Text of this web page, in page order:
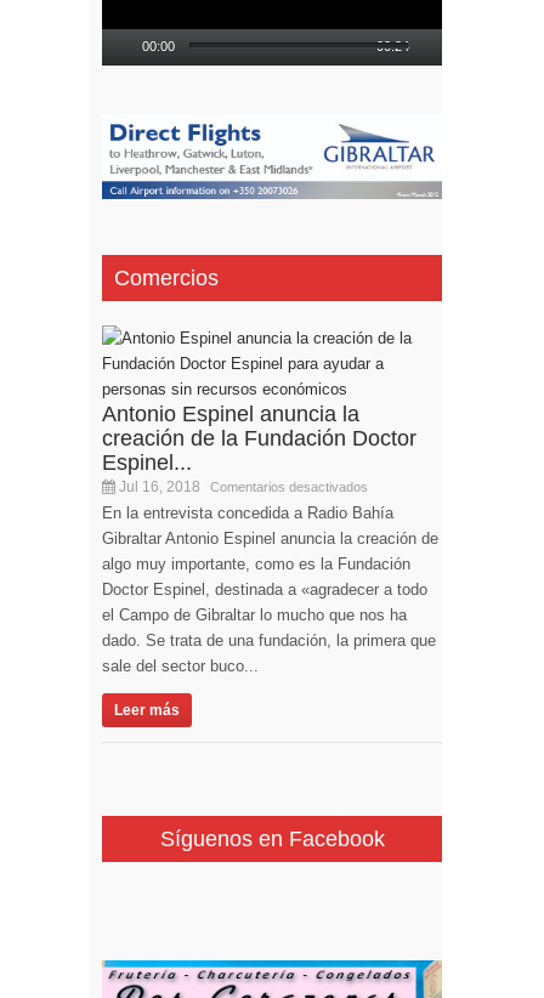
00:00 00:24
Comercios
Antonio Espinel anuncia la
creación de la Fundación Doctor
Espinel...
Jul 16, 2018 Comentarios desactivados
En la entrevista concedida a Radio Bahía
Gibraltar Antonio Espinel anuncia la creación de
algo muy importante, como es la Fundación
Doctor Espinel, destinada a «agradecer a todo
el Campo de Gibraltar lo mucho que nos ha
dado. Se trata de una fundación, la primera que
sale del sector buco...
Leer más
Síguenos en Facebook